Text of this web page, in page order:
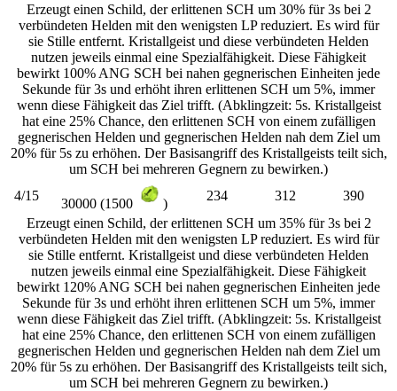
Erzeugt einen Schild, der erlittenen SCH um 30% für 3s bei 2
verbündeten Helden mit den wenigsten LP reduziert. Es wird für
sie Stille entfernt. Kristallgeist und diese verbündeten Helden
nutzen jeweils einmal eine Spezialfähigkeit. Diese Fähigkeit
bewirkt 100% ANG SCH bei nahen gegnerischen Einheiten jede
Sekunde für 3s und erhöht ihren erlittenen SCH um 5%, immer
wenn diese Fähigkeit das Ziel trifft. (Abklingzeit: 5s. Kristallgeist
hat eine 25% Chance, den erlittenen SCH von einem zufälligen
gegnerischen Helden und gegnerischen Helden nah dem Ziel um
20% für 5s zu erhöhen. Der Basisangriff des Kristallgeists teilt sich,
um SCH bei mehreren Gegnern zu bewirken.)
4/15
30000 (1500 )
234 312
390
Erzeugt einen Schild, der erlittenen SCH um 35% für 3s bei 2
verbündeten Helden mit den wenigsten LP reduziert. Es wird für
sie Stille entfernt. Kristallgeist und diese verbündeten Helden
nutzen jeweils einmal eine Spezialfähigkeit. Diese Fähigkeit
bewirkt 120% ANG SCH bei nahen gegnerischen Einheiten jede
Sekunde für 3s und erhöht ihren erlittenen SCH um 5%, immer
wenn diese Fähigkeit das Ziel trifft. (Abklingzeit: 5s. Kristallgeist
hat eine 25% Chance, den erlittenen SCH von einem zufälligen
gegnerischen Helden und gegnerischen Helden nah dem Ziel um
20% für 5s zu erhöhen. Der Basisangriff des Kristallgeists teilt sich,
um SCH bei mehreren Gegnern zu bewirken.)